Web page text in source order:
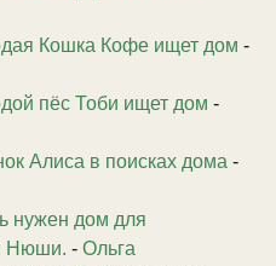
Кошка Кофе ищет дом -
пёс Тоби ищет дом -
Алиса в поисках дома -
нужен дом для
Нюши. - Ольга